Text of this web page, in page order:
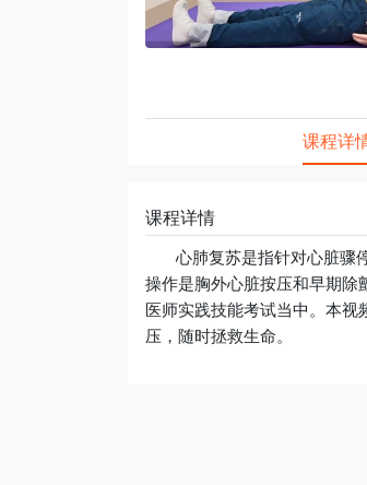
课程详
课程详情
心肺复苏是指针对心脏骤停
操作是胸外心脏按压和早期除
医师实践技能考试当中。本
压，随时拯救生命。